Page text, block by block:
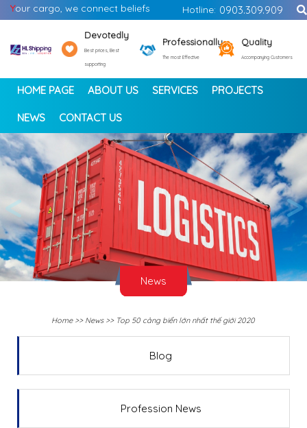
Your cargo, we connect beliefs Hotline: 0903.309.909
Devotedly
Best prices, Best
supporting
Professionally
The most Effective
Quality
Accompanying Customers
HOME PAGE ABOUT US SERVICES PROJECTS
NEWS CONTACT US
< >
News
Home>> News>> Top 50 cảng biển lớn nhất thế giới 2020
Blog
Profession News